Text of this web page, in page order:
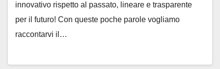
innovativo rispetto al passato, lineare e trasparente
per il futuro! Con queste poche parole vogliamo
raccontarvi il…